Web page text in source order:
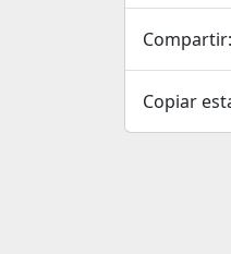
Compartir:
Copiar